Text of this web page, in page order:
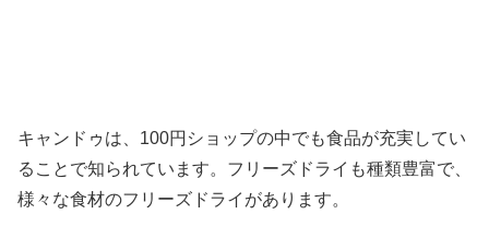
キャンドゥは、100円ショップの中でも食品が充実してい
ることで知られています。フリーズドライも種類豊富で、
様々な食材のフリーズドライがあります。